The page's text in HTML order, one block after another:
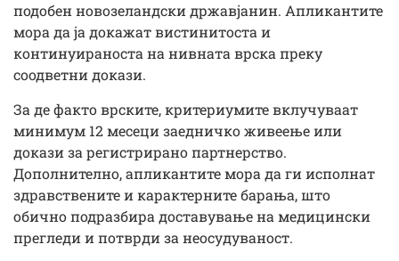
подобен новозеландски државјанин. Апликантите
мора да ја докажат вистинитоста и
континуираноста на нивната врска преку
соодветни докази.
За де факто врските, критериумите вклучуваат
минимум 12 месеци заедничко живеење или
докази за регистрирано партнерство.
Дополнително, апликантите мора да ги исполнат
здравствените и карактерните барања, што
обично подразбира доставување на медицински
прегледи и потврди за неосудуваност.